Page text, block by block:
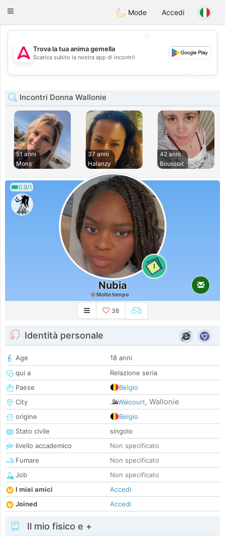
Tantôt
Toggle
Mode Accedi
💖
💕
Trova la tua anima gemella
Scarica subito la nostra app di incontri!
Incontri Donna Wallonie
51 anni
Mons
37 anni
Halanzy
42 anni
Boussoit
0.9/1
1
Nubia
Molto tempo
38
Identità personale
Age
18 anni
qui a
Relazione seria
Paese
Belgio
City
Walcourt, Wallonie
origine
Belgio
Stato civile
singolo
livello accademico
Non specificato
Fumare
Non specificato
Job
Non specificato
I miei amici
Accedi
Joined
Accedi
Il mio fisico e +